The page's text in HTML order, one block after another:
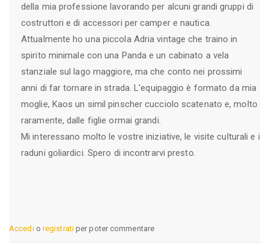
della mia professione lavorando per alcuni grandi gruppi di
costruttori e di accessori per camper e nautica.
Attualmente ho una piccola Adria vintage che traino in
spirito minimale con una Panda e un cabinato a vela
stanziale sul lago maggiore, ma che conto nei prossimi
anni di far tornare in strada. L'equipaggio è formato da mia
moglie, Kaos un simil pinscher cucciolo scatenato e, molto
raramente, dalle figlie ormai grandi.
Mi interessano molto le vostre iniziative, le visite culturali e i
raduni goliardici. Spero di incontrarvi presto.
Accedio registratiper poter commentare